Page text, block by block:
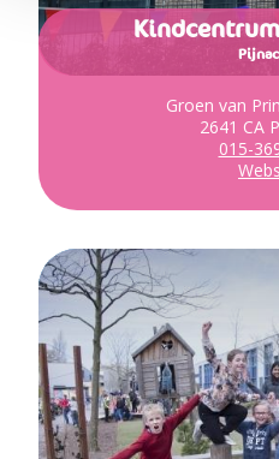
Groen van
2641 CA
015-